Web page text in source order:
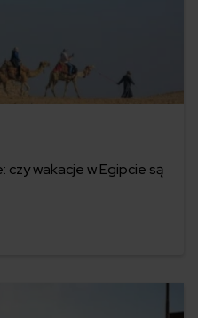
wakacje w Egipcie są